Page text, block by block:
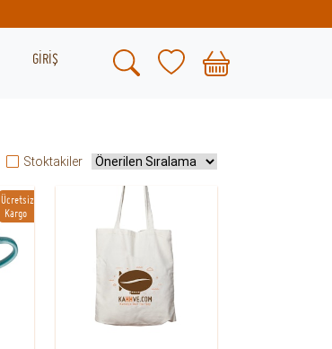
GİRİŞ
Stoktakiler
Ücretsiz
Kargo